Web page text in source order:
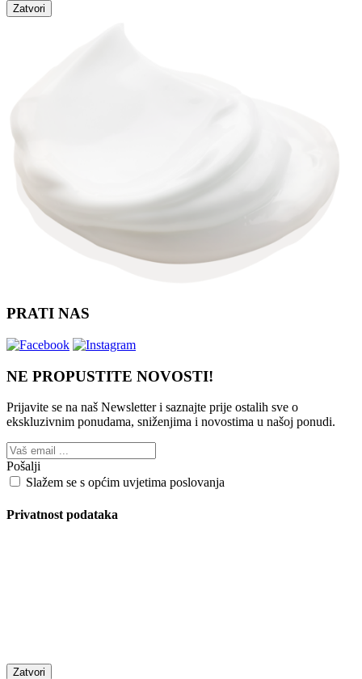
Zatvori
PRATI NAS
NE PROPUSTITE NOVOSTI!
Prijavite se na naš Newsletter i saznajte prije ostalih sve o
ekskluzivnim ponudama, sniženjima i novostima u našoj ponudi.
Pošalji
Slažem se s općim uvjetima poslovanja
Privatnost podataka
Zatvori